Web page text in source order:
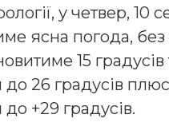
у четвер, 10
ясна погода,
15
до 26 градусів
до +29 градусів.